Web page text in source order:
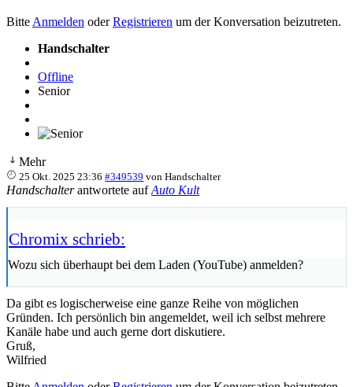
Bitte Anmelden oderRegistrieren um der Konversation beizutreten.
Handschalter
Offline
Senior
Mehr
25 Okt. 2025 23:36 #349539 vonHandschalter
Handschalterantwortete aufAuto Kult
Chromix schrieb:
Wozu sich überhaupt bei dem Laden (YouTube) anmelden?
Da gibt es logischerweise eine ganze Reihe von möglichen
Gründen. Ich persönlich bin angemeldet, weil ich selbst mehrere
Kanäle habe und auch gerne dort diskutiere.
Gruß,
Wilfried